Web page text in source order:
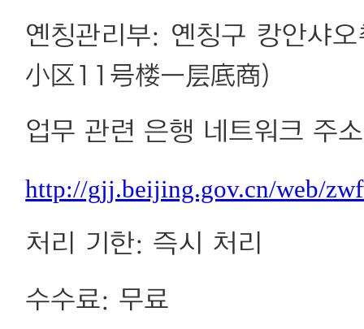
옌칭관리부: 옌칭구 캉안샤
小区11号楼一层底商)
업무 관련 은행 네트워크 주
http://gjj.beijing.gov.cn/web/
처리 기한: 즉시 처리
수수료: 무료